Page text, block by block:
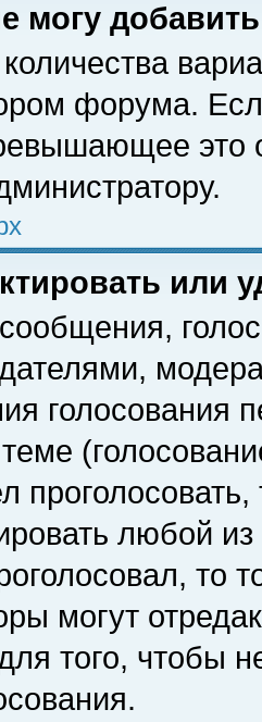
могу
форума.
это
или
голосования
любой
то
могут
того, чтобы